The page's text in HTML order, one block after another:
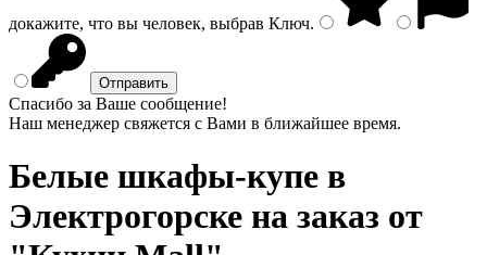
докажите, что вы человек, выбрав Ключ.
Спасибо за Ваше сообщение!
Наш менеджер свяжется с Вами в ближайшее время.
Белые шкафы-купе в
Электрогорске на заказ от